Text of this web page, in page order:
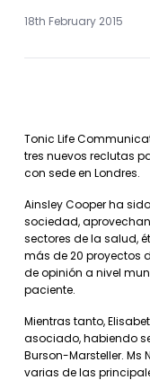
18th February 2015
Tonic Life
tres nuevos reclutas
con sede en Londres.
Ainsley Cooper ha
sociedad,
sectores de la salud,
más de 20 proyectos
de opinión a nivel
paciente.
Mientras tanto,
asociado, habiendo
Burson-Marsteller.
varias de las